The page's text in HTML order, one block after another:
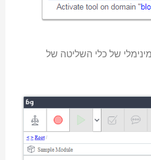
של כלי השליטה של